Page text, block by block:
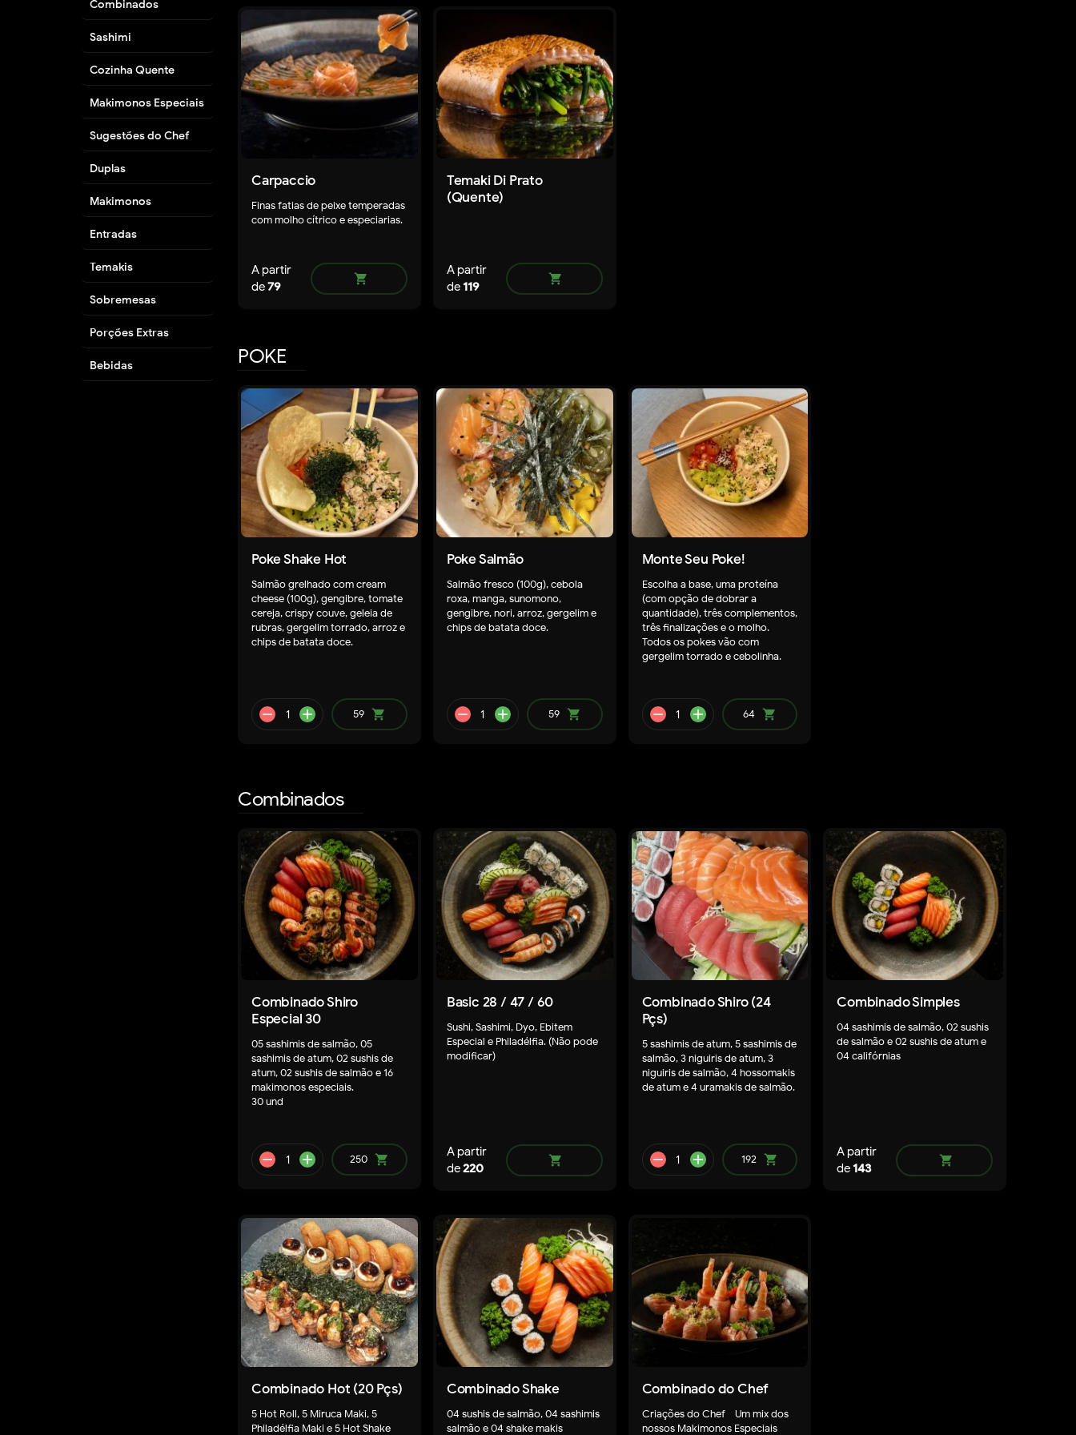
Combinados
Sashimi
Cozinha Quente
Makimonos Especiais
Sugestões do Chef
Duplas
Makimonos
Entradas
Temakis
Sobremesas
Porções Extras
Bebidas
Carpaccio
Finas fatias de peixe temperadas
com molho cítrico e especiarias.
A partir
de79
shopping_cart
Temaki Di Prato
(Quente)
A partir
de119
shopping_cart
POKE
Poke Shake Hot
Salmão grelhado com cream
cheese (100g), gengibre, tomate
cereja, crispy couve, geleia de
rubras, gergelim torrado, arroz e
chips de batata doce.
remove add
59 shopping_cart
Poke Salmão
Salmão fresco (100g), cebola
roxa, manga, sunomono,
gengibre, nori, arroz, gergelim e
chips de batata doce.
remove add
59 shopping_cart
Monte Seu Poke!
Escolha a base, uma proteína
(com opção de dobrar a
quantidade), três complementos,
três finalizações e o molho.
Todos os pokes vão com
gergelim torrado e cebolinha.
remove
64 shopping_cart
Combinados
Combinado Shiro
Especial 30
05 sashimis de salmão, 05
sashimis de atum, 02 sushis de
atum, 02 sushis de salmão e 16
makimonos especiais.
30 und
remove add
250 shopping_cart
Basic 28 / 47 / 60
Sushi, Sashimi, Dyo, Ebitem
Especial e Philadélfia. (Não pode
modificar)
A partir
de220
shopping_cart
Combinado Shiro (24
Pçs)
5 sashimis de atum, 5 sashimis de
salmão, 3 niguiris de atum, 3
niguiris de salmão, 4 hossomakis
de atum e 4 uramakis de salmão.
remove
192 shopping_cart
Combinado Simples
04 sashimis de salmão, 02 sushis
de salmão e 02 sushis de atum e
04 califórnias
A partir
de143
shopping_cart
Combinado Hot (20 Pçs)
5 Hot Roll, 5 Miruca Maki, 5
Philadélfia Maki e 5 Hot Shake
Combinado Shake
04 sushis de salmão, 04 sashimis
salmão e 04 shake makis
Combinado do Chef
Criações do Chef - Um mix dos
nossos Makimonos Especiais